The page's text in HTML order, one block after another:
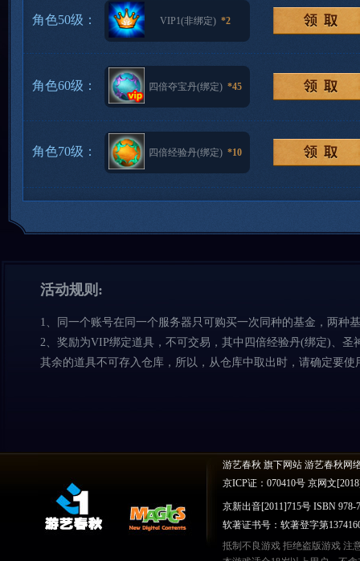
角色50级： VIP1(非绑定) *2
角色60级： 四倍夺宝丹(绑定) *45
角色70级： 四倍经验丹(绑定) *10
活动规则:
1、同一个账号在同一个服务器只可购买一次同种的基金，两种
2、奖励为VIP绑定道具，不可交易，其中四倍经验丹(绑定)、
其余的道具不可存入仓库，所以，从仓库中取出时，请确定要
游艺春秋 旗下网站 游艺春秋网
京ICP证：070410号 京网文
京新出音[2011]715号 ISBN 978-
软著证书号：软著登字第
抵制不良游戏 拒绝盗版游戏 注